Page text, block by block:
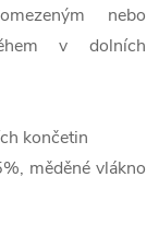
nebo
v dolních
končetin
měděné vlákno